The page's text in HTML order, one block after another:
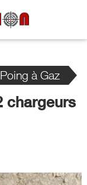
à Gaz
chargeurs